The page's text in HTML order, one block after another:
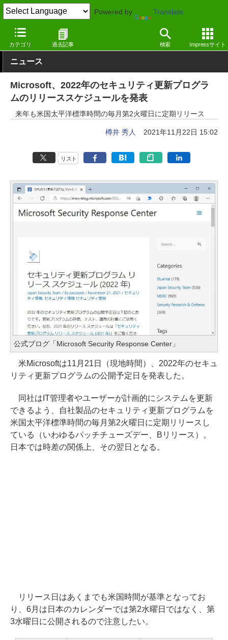
Powered by Translate
カテゴリ 過去記事 検索 Impressサイト
窓の杜 システム・ファイル Windows
ニュース
Microsoft、2022年のセキュリティ更新プログラ
ムのリリーススケジュールを発表
来年も米国太平洋標準時間の毎月第2火曜日に定期リリース
樽井 秀人 2021年11月22日 15:02
リスト
公式ブログ「Microsoft Security Response Center」
米Microsoftは11月21日（現地時間）、2022年のセキュ
リティ更新プログラムの公開予定日を発表した。
同社はIT管理者やユーザーが計画的にシステムを更新
できるよう、自社製品のセキュリティ更新プログラムを
米国太平洋標準時間の毎月第2火曜日に定期リリースし
ている（いわゆるパッチチューズデー、Bリリース）。
日本では時差の関係上、その翌日となる。
リリース日はあくまでも米国時間が基準となってお
り、6月は日本のカレンダーでは第2水曜日ではなく、第
3水曜日に公開されるので注意したい。